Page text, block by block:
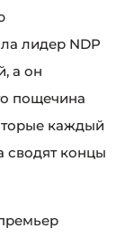
лидер NDP
а он
пощечина
каждый
сводят концы